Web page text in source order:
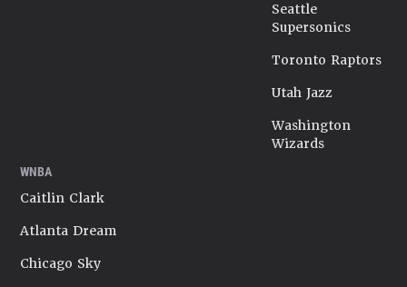
Seattle
Supersonics
Toronto Raptors
Utah Jazz
Washington
Wizards
WNBA
Caitlin Clark
Atlanta Dream
Chicago Sky